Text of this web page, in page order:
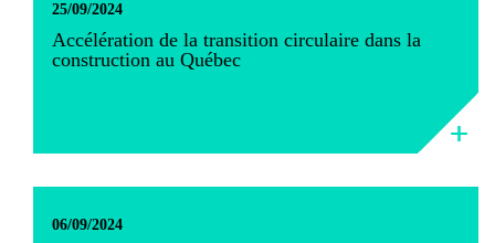
25/09/2024
Accélération de la transition circulaire dans la
construction au Québec
06/09/2024